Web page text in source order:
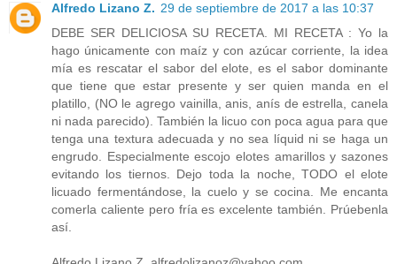
Alfredo Lizano Z. 29 de septiembre de 2017 a las 10:37
DEBE SER DELICIOSA SU RECETA. MI RECETA : Yo la
hago únicamente con maíz y con azúcar corriente, la idea
mía es rescatar el sabor del elote, es el sabor dominante
que tiene que estar presente y ser quien manda en el
platillo, (NO le agrego vainilla, anis, anís de estrella, canela
ni nada parecido). También la licuo con poca agua para que
tenga una textura adecuada y no sea líquid ni se haga un
engrudo. Especialmente escojo elotes amarillos y sazones
evitando los tiernos. Dejo toda la noche, TODO el elote
licuado fermentándose, la cuelo y se cocina. Me encanta
comerla caliente pero fría es excelente también. Prúebenla
así.